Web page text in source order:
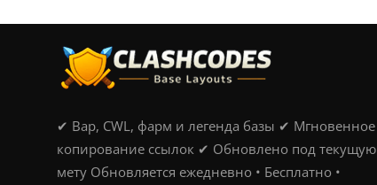
✔ Вар, CWL, фарм и легенда базы ✔ Мгновенное
копирование ссылок ✔ Обновлено под текущую
мету Обновляется ежедневно • Бесплатно •